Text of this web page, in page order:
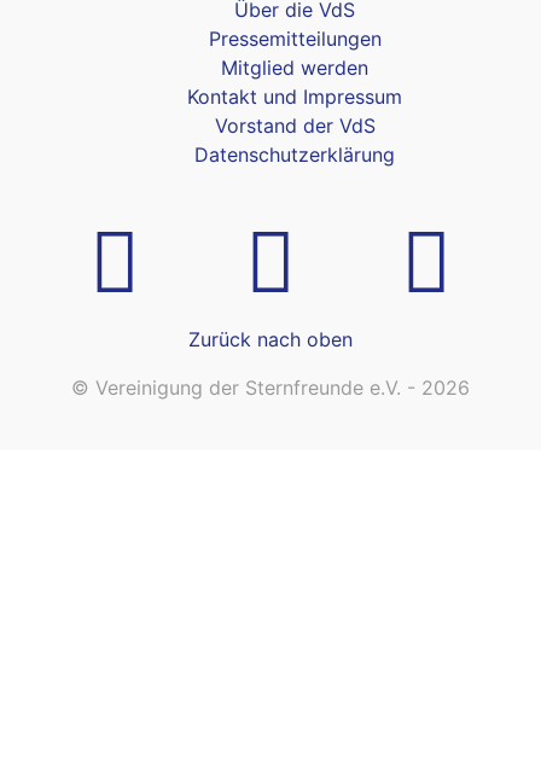
Über die VdS
Pressemitteilungen
Mitglied werden
Kontakt und Impressum
Vorstand der VdS
Datenschutzerklärung
Zurück nach oben
© Vereinigung der Sternfreunde e.V. - 2026